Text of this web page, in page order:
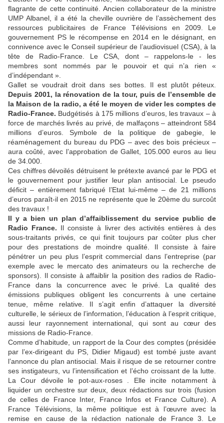
flagrante de cette continuité. Ancien collaborateur de la ministre
UMP Albanel, il a été la cheville ouvrière de l’assèchement des
ressources publicitaires de France Télévisions en 2009. Le
gouvernement PS le récompense en 2014 en le désignant, en
connivence avec le Conseil supérieur de l’audiovisuel (CSA), à la
tête de Radio-France. Le CSA, dont – rappelons-le - les
membres sont nommés par le pouvoir et qui n’a rien «
d’indépendant ».
Gallet se voudrait droit dans ses bottes. Il est plutôt péteux.
Depuis 2001, la rénovation de la tour, puis de l’ensemble de
la Maison de la radio, a été le moyen de vider les comptes de
Radio-France. Budgétisés à 175 millions d’euros, les travaux – à
force de marchés livrés au privé, de malfaçons – atteindront 584
millions d’euros. Symbole de la politique de gabegie, le
réaménagement du bureau du PDG – avec des bois précieux –
aura coûté, avec l’approbation de Gallet, 105.000 euros au lieu
de 34.000.
Ces chiffres dévoilés détruisent le prétexte avancé par le PDG et
le gouvernement pour justifier leur plan antisocial. Le pseudo
déficit – entièrement fabriqué l’Etat lui-même – de 21 millions
d’euros paraît-il en 2015 ne représente que le 20ème du surcoût
des travaux !
Il y a bien un plan d’affaiblissement du service public de
Radio France. Il consiste à livrer des activités entières à des
sous-traitants privés, ce qui finit toujours par coûter plus cher
pour des prestations de moindre qualité. Il consiste à faire
pénétrer un peu plus l’esprit commercial dans l’entreprise (par
exemple avec le mercato des animateurs ou la recherche de
sponsors). Il consiste à affaiblir la position des radios de Radio-
France dans la concurrence avec le privé. La qualité des
émissions publiques obligent les concurrents à une certaine
tenue, même relative. Il s’agit enfin d’attaquer la diversité
culturelle, le sérieux de l’information, l’éducation à l’esprit critique,
aussi leur rayonnement international, qui sont au cœur des
missions de Radio-France.
Comme d’habitude, un rapport de la Cour des comptes (présidée
par l’ex-dirigeant du PS, Didier Migaud) est tombé juste avant
l’annonce du plan antisocial. Mais il risque de se retourner contre
ses instigateurs, vu l’intensification et l’écho croissant de la lutte.
La Cour dévoile le pot-aux-roses . Elle incite notamment à
liquider un orchestre sur deux, deux rédactions sur trois (fusion
de celles de France Inter, France Infos et France Culture). A
France Télévisions, la même politique est à l’œuvre avec la
remise en cause de la rédaction nationale de France 3. Le